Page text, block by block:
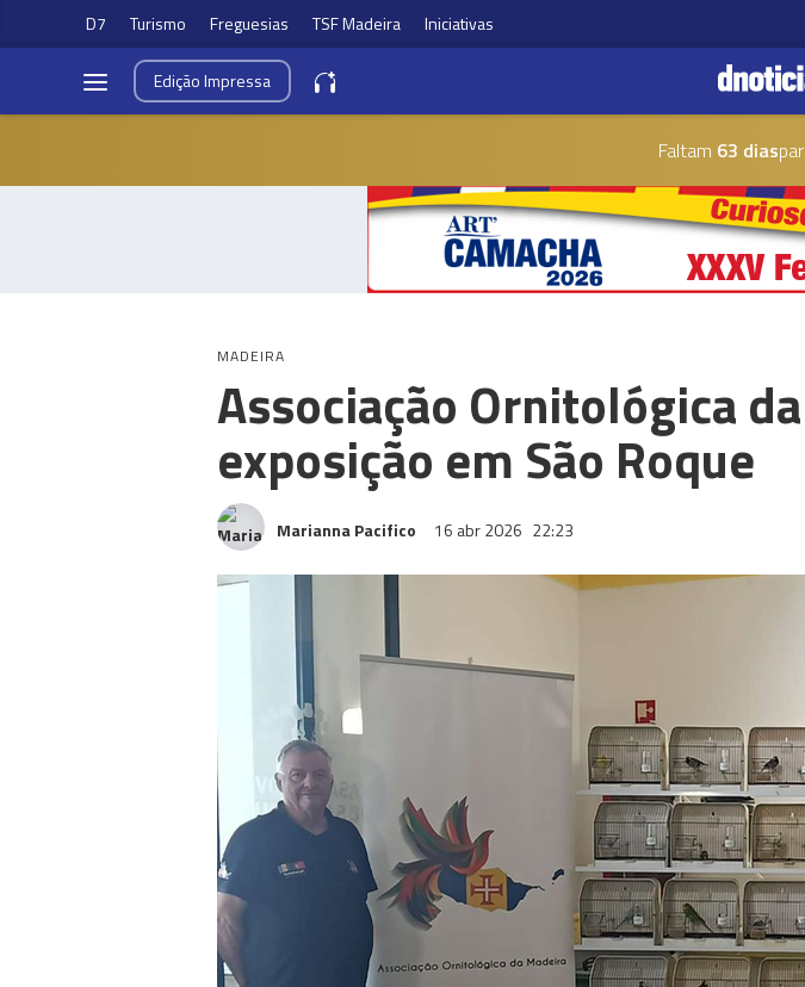
D7 Turismo Freguesias TSF Madeira Iniciativas
EdiçãoImpressa
Faltam 63 dias
MADEIRA
Associação Ornitológica
exposição em São Roque
Marianna Pacifico 16 abr 2026 22:23